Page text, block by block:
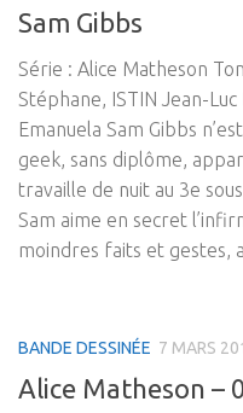
Sam Gibbs
Série : Alice Matheson
Stéphane, ISTIN Jean-Luc
Emanuela Sam Gibbs
geek, sans diplôme,
travaille de nuit au 3e
Sam aime en secret
moindres faits et gestes,
BANDE DESSINÉE 7 MARS
Alice Matheson –